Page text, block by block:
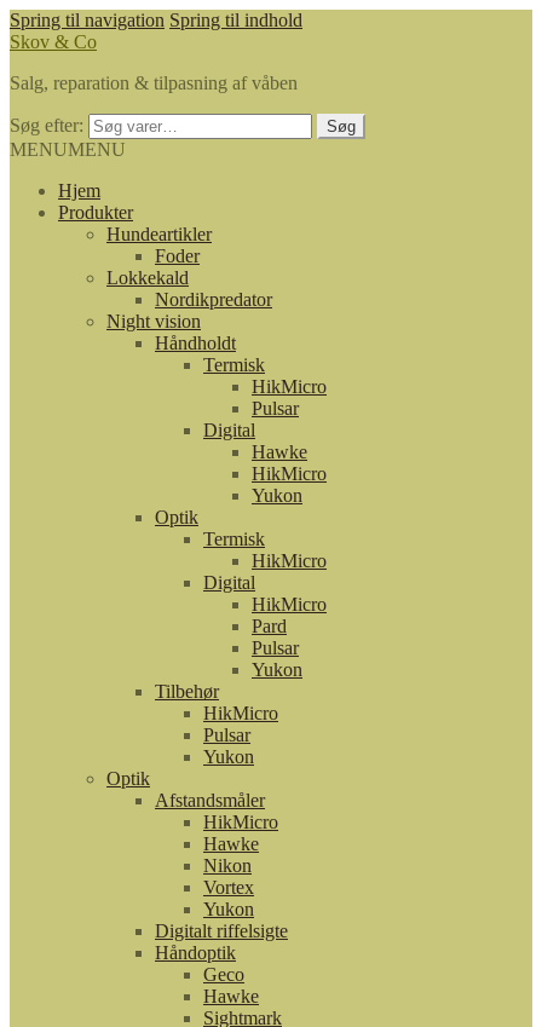
Spring til navigation Spring til indhold
Skov & Co
Salg, reparation & tilpasning af våben
Søg efter: Søg
MENUMENU
Hjem
Produkter
Hundeartikler
Foder
Lokkekald
Nordikpredator
Night vision
Håndholdt
Termisk
HikMicro
Pulsar
Digital
Hawke
HikMicro
Yukon
Optik
Termisk
HikMicro
Digital
HikMicro
Pard
Pulsar
Yukon
Tilbehør
HikMicro
Pulsar
Yukon
Optik
Afstandsmåler
HikMicro
Hawke
Nikon
Vortex
Yukon
Digitalt riffelsigte
Håndoptik
Geco
Hawke
Sightmark